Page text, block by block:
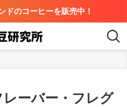
ドのコーヒーを販売中！
ーバー・フレグ